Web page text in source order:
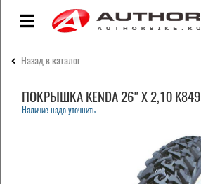
Назад в каталог
ПОКРЫШКА KENDA 26" Х 2,10 K849
Наличие надо уточнить